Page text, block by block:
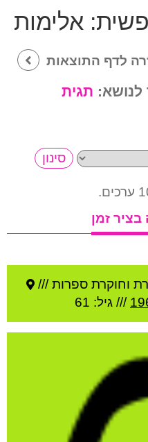
אלימות
לדף התוצאות
תגית
זמן
וחוקרת ספרות ///
/// גיל: 61